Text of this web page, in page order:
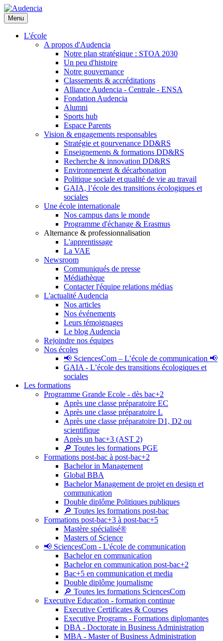
Aller
au
contenu
principal
Menu
L'école
A propos d'Audencia
Notre plan stratégique : STOA 2030
Un peu d'histoire
Notre gouvernance
Classements & accréditations
Alliance Audencia - Centrale - ENSA
Fondation Audencia
Alumni
Sports hub
Espace Parents
Vision & engagements responsables
Stratégie et gourvenance DD&RS
Enseignements & formations DD&RS
Recherche & innovation DD&RS
Environnement & décarbonation
Politique sociale et qualité de vie au travail
GAIA, l’école des transitions écologiques et
sociales
Une école internationale
Nos campus dans le monde
Programme d'échange & Erasmus
Alternance & professionnalisation
L'apprentissage
La VAE
Newsroom
Communiqués de presse
Médiathèque
Contacter l'équipe relations médias
L'actualité Audencia
Nos articles
Nos événements
Leurs témoignages
Le blog Audencia
Rejoindre nos équipes
Nos écoles
📢 SciencesCom – L’école de communication 📢
GAIA - L’école des transitions écologiques et
sociales
Les formations
Programme Grande Ecole - dès bac+2
Après une classe préparatoire EC
Après une classe préparatoire L
Après une classe préparatoire D1, D2 ou
scientifique
Après un bac+3 (AST 2)
🔎 Toutes les formations PGE
Formations post-bac à post-bac+2
Bachelor in Management
Global BBA
Bachelor Management de projet en design et
communication
Double diplôme Politiques publiques
🔎 Toutes les formations post-bac
Formations post-bac+3 à post-bac+5
Mastère spécialisé®
Masters of Science
📢 SciencesCom - L'école de communication
Bachelor en communication
Bachelor en communication post-bac+2
Bac+5 en communication et media
Double diplôme journalisme
🔎 Toutes les formations SciencesCom
Executive Education - formation continue
Executive Certificates & Courses
Executive Programs - Formations diplomantes
DBA - Doctorate in Business Administration
MBA - Master of Business Administration